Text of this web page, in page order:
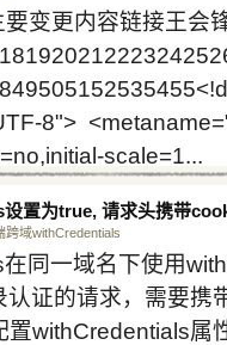
要变更内容链接王
8">
scale=1...
置为true, 请求头携带
跨域withCredentials
同一域名下使用
证的请求，需要
withCredentials属